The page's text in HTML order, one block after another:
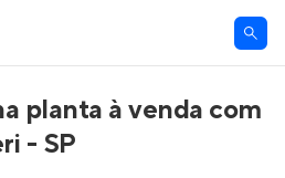
planta à venda com
- SP